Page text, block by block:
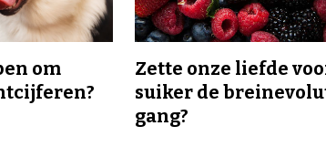
om
Zette onze liefde
suiker de
gang?